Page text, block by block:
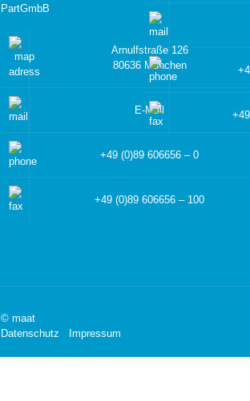
PartGmbB
Arnulfstraße 126
80636 München
E-Mail
+49 (0)89 606656 – 0
+49 (0)89 606656 – 100
© maat
Datenschutz
Impressum